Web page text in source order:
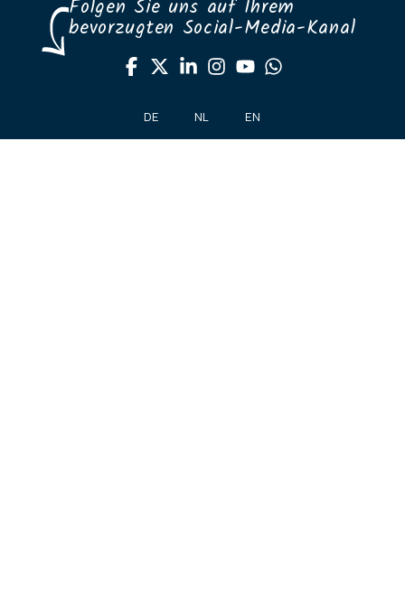
Folgen Sie uns auf Ihrem
bevorzugten Social-Media-Kanal
DE NL EN